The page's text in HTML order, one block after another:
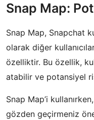
Snap Map:
Snap Map, Snapchat
olarak diğer
özelliktir. Bu özellik,
atabilir ve potansiyel
Snap Map’i kullanırken,
gözden geçirmeniz